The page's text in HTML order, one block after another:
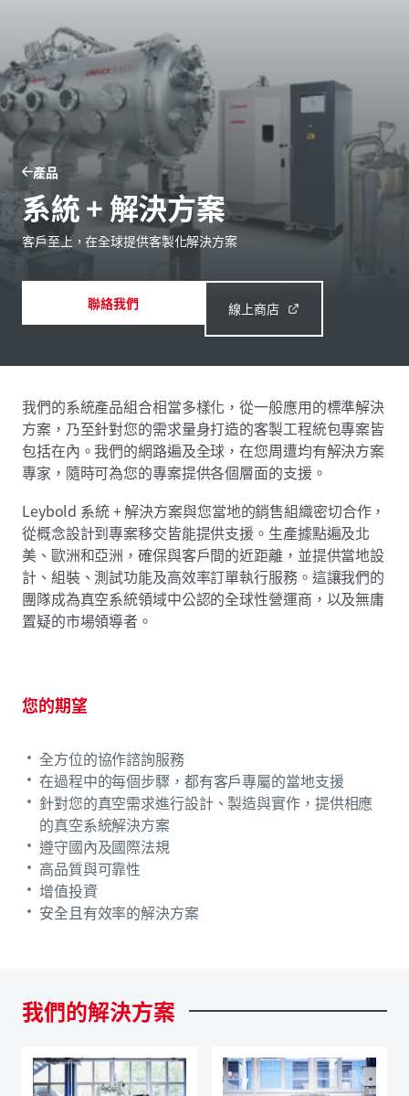
產品
系統 + 解決方案
客戶至上，在全球提供客製化解決方案
聯絡我們 線上商店
我們的系統產品組合相當多樣化，從一般應用的標準解決
方案，乃至針對您的需求量身打造的客製工程統包專案皆
包括在內。我們的網路遍及全球，在您周遭均有解決方案
專家，隨時可為您的專案提供各個層面的支援。
Leybold 系統 + 解決方案與您當地的銷售組織密切合作，
從概念設計到專案移交皆能提供支援。生產據點遍及北
美、歐洲和亞洲，確保與客戶間的近距離，並提供當地設
計、組裝、測試功能及高效率訂單執行服務。這讓我們的
團隊成為真空系統領域中公認的全球性營運商，以及無庸
置疑的市場領導者。
您的期望
全方位的協作諮詢服務
在過程中的每個步驟，都有客戶專屬的當地支援
針對您的真空需求進行設計、製造與實作，提供相應
的真空系統解決方案
遵守國內及國際法規
高品質與可靠性
增值投資
安全且有效率的解決方案
我們的解決方案